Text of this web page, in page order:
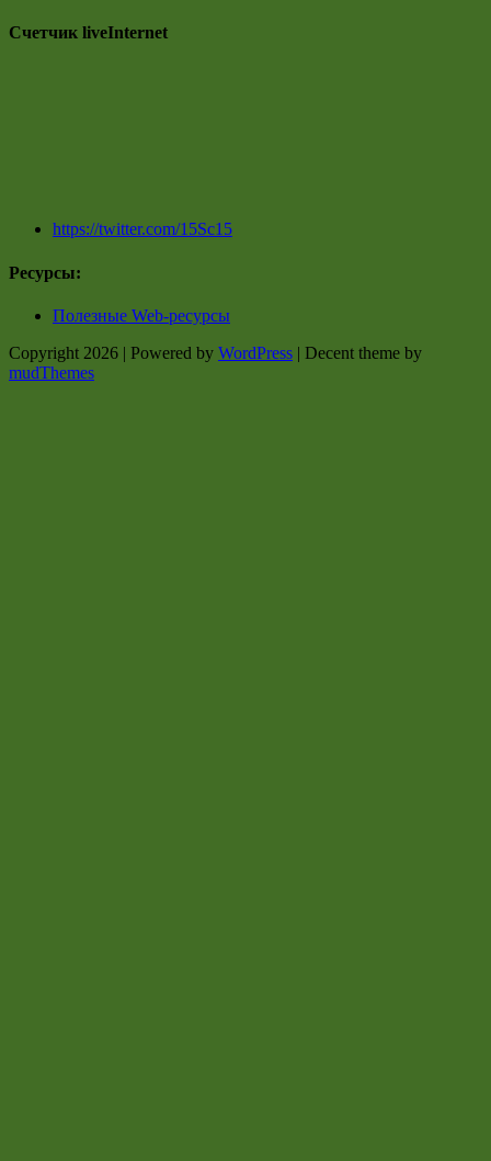
Счетчик liveInternet
https://twitter.com/15Sc15
Ресурсы:
Полезные Web-ресурсы
Copyright 2026 | Powered by WordPress | Decent theme by
mudThemes